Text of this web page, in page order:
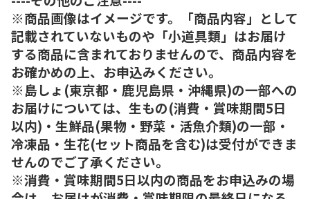
※商品画像はイメージです。「商品内容」として
記載されていないものや「小道具類」はお届け
する商品に含まれておりませんので、商品内容を
お確かめの上、お申込みください。
※島しょ(東京都・鹿児島県・沖縄県)の一部への
お届けについては、生もの(消費・賞味期間5日
以内)・生鮮品(果物・野菜・活魚介類)の一部・
冷凍品・生花(セット商品を含む)は受付ができま
せんのでご了承ください。
※消費・賞味期間5日以内の商品をお申込みの場